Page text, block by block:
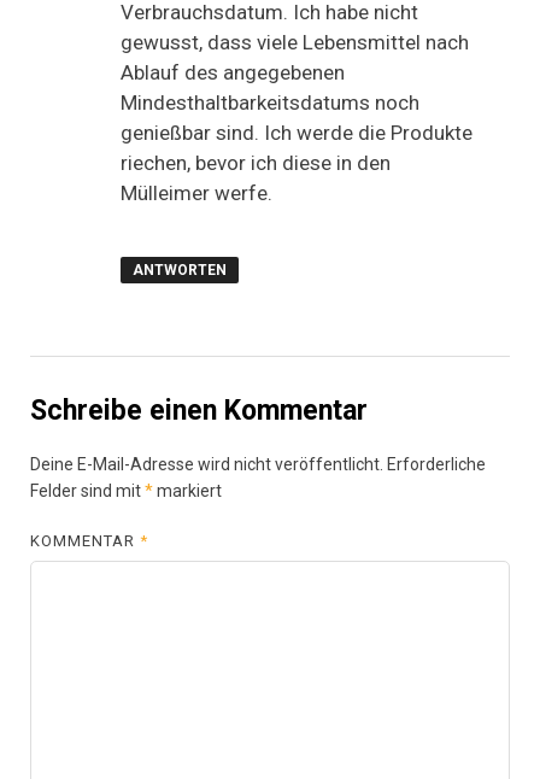
Verbrauchsdatum. Ich habe nicht
gewusst, dass viele Lebensmittel nach
Ablauf des angegebenen
Mindesthaltbarkeitsdatums noch
genießbar sind. Ich werde die Produkte
riechen, bevor ich diese in den
Mülleimer werfe.
ANTWORTEN
Schreibe einen Kommentar
Deine E-Mail-Adresse wird nicht veröffentlicht. Erforderliche
Felder sind mit*markiert
KOMMENTAR*